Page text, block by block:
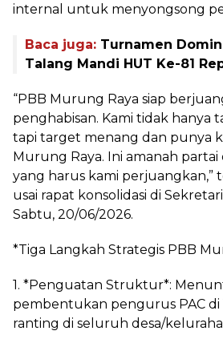
internal untuk menyongsong
Baca juga: Turnamen
Talang Mandi HUT Ke-81
“PBB Murung Raya siap
penghabisan. Kami tidak hanya
tapi target menang dan punya
Murung Raya. Ini amanah partai
yang harus kami perjuangkan,”
usai rapat konsolidasi di
Sabtu, 20/06/2026.
*Tiga Langkah Strategis PBB
1. *Penguatan Struktur*:
pembentukan pengurus PAC di
ranting di seluruh desa/